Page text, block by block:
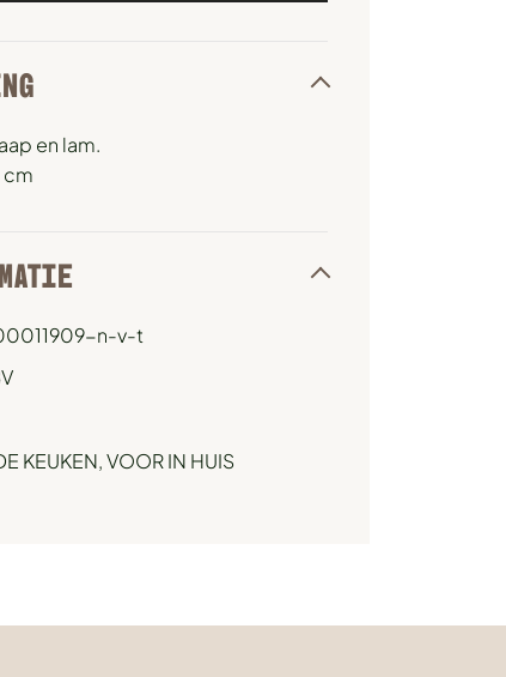
en lam.
cm
n-v-t
KEUKEN,VOOR IN HUIS